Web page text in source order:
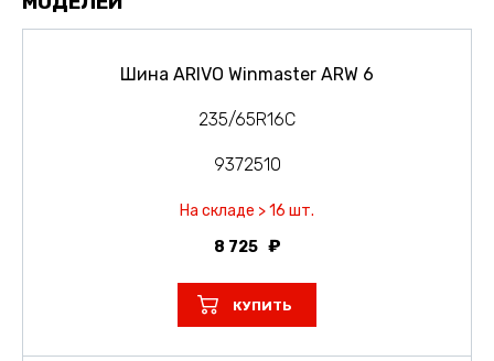
Шина ARIVO Winmaster ARW 6
235/65R16C
9372510
На складе > 16 шт.
8 725
КУПИТЬ